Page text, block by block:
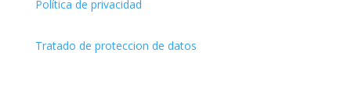
Política de privacidad
Tratado de proteccion de datos